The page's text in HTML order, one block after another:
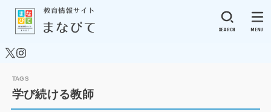
SEARCH MENU
学び続ける教師